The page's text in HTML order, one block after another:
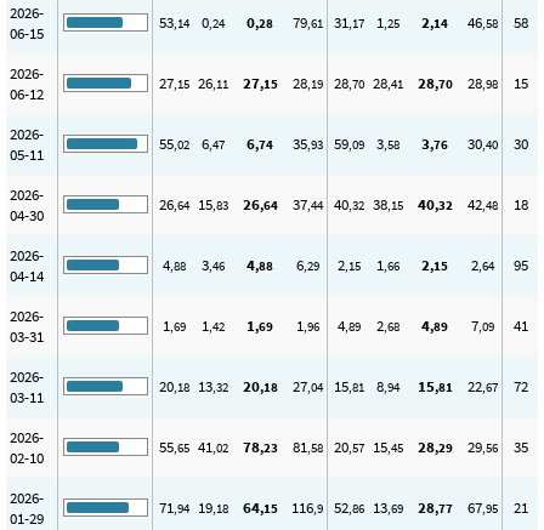
2026-
06-15
53,14 0,24 0,28 79,61 31,17 1,25 2,14 46,58 58
2026-
06-12
27,15 26,11 27,15 28,19 28,70 28,41 28,70 28,98 15
2026-
05-11
55,02 6,47 6,74 35,93 59,09 3,58 3,76 30,40 30
2026-
04-30
26,64 15,83 26,64 37,44 40,32 38,15 40,32 42,48 18
2026-
04-14
4,88 3,46 4,88 6,29 2,15 1,66 2,15 2,64 95
2026-
03-31
1,69 1,42 1,69 1,96 4,89 2,68 4,89 7,09 41
2026-
03-11
20,18 13,32 20,18 27,04 15,81 8,94 15,81 22,67 72
2026-
02-10
55,65 41,02 78,23 81,58 20,57 15,45 28,29 29,56 35
2026-
01-29
71,94 19,18 64,15 116,9 52,86 13,69 28,77 67,95 21